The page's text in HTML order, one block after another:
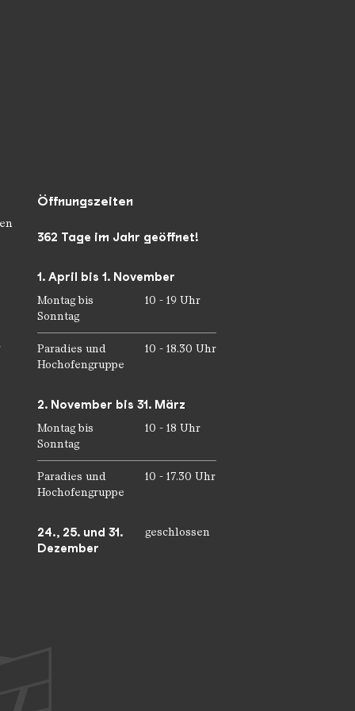
Öffnungszeiten
362 Tage im Jahr geöffnet!
1. April bis 1. November
Montag bis
Sonntag
10 - 19 Uhr
Paradies und
Hochofengruppe
10 - 18.30 Uhr
2. November bis 31. März
Montag bis
Sonntag
10 - 18 Uhr
Paradies und
Hochofengruppe
10 - 17.30 Uhr
24., 25. und 31.
Dezember
geschlossen